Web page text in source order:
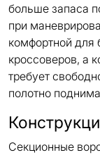
больше запаса
при
комфортной для
кроссоверов, а
требует
полотно
Секционные